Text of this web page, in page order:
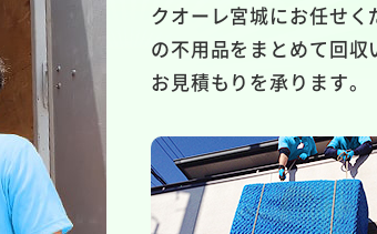
クオーレ宮城にお任せ
の不用品をまとめて回
お見積もりを承ります。